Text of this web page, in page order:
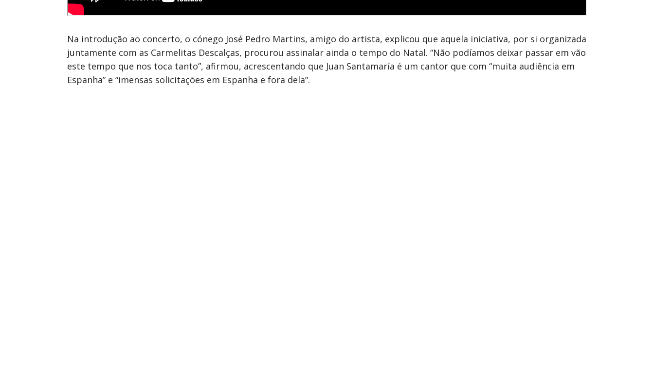
Na introdução ao concerto, o cónego José Pedro Martins, amigo do artista, explicou que aquela iniciativa, por si organizada
juntamente com as Carmelitas Descalças, procurou assinalar ainda o tempo do Natal. “Não podíamos deixar passar em vão
este tempo que nos toca tanto”, afirmou, acrescentando que Juan Santamaría é um cantor que com “muita audiência em
Espanha” e “imensas solicitações em Espanha e fora dela”.